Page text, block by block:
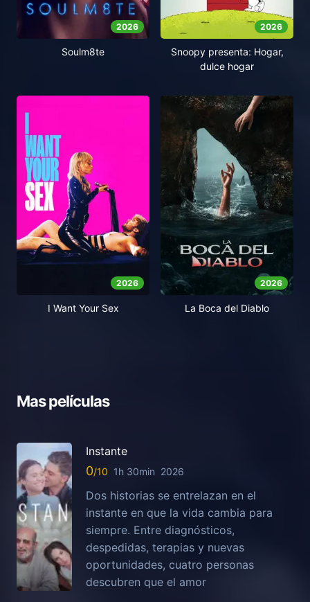
2026
Soulm8te
2026
Snoopy presenta: Hogar,
dulce hogar
2026
I Want Your Sex
2026
La Boca del Diablo
Mas películas
Instante
0 1h 30min 2026
Dos historias se entrelazan en el
instante en que la vida cambia para
siempre. Entre diagnósticos,
despedidas, terapias y nuevas
oportunidades, cuatro personas
descubren que el amor